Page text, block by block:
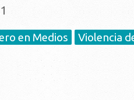
en Medios
Violencia